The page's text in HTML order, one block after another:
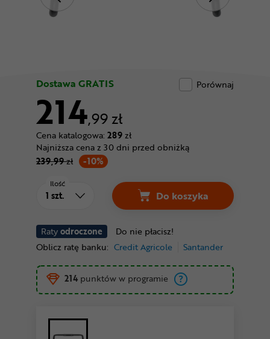
Dostawa GRATIS Porównaj
214,99 zł
Cena katalogowa: 289zł
-10%
Najniższa cena z 30 dni przed obniżką
239,99zł
Ratyodroczone
Do nie płacisz!
Oblicz ratę banku: Credit Agricole Santander
Ilość
Do koszyka
214 punktów w programie